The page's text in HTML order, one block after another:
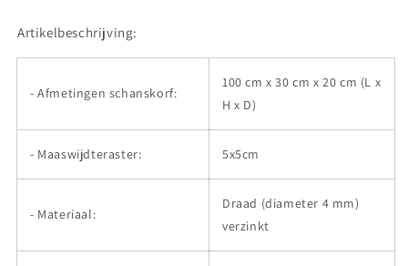
x
5
cm,
spiraal
x
cm,
spiraal
Artikelbeschrijving:
- Afmetingen schanskorf:
100 cm x 30 cm x 20 cm (L x
H x D)
- Maaswijdteraster: 5x5cm
- Materiaal:
Draad (diameter 4 mm)
verzinkt